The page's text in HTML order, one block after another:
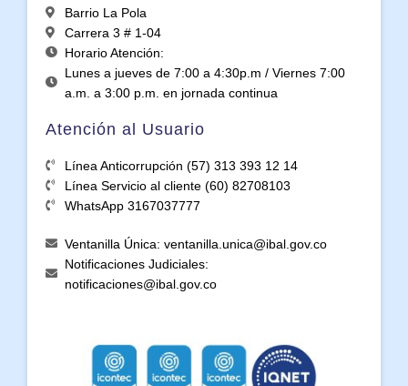
Barrio La Pola
Carrera 3 # 1-04
Horario Atención:
Lunes a jueves de 7:00 a 4:30p.m / Viernes 7:00
a.m. a 3:00 p.m. en jornada continua
Atención al Usuario
Línea Anticorrupción (57) 313 393 12 14
Línea Servicio al cliente (60) 82708103
WhatsApp 3167037777
Ventanilla Única: ventanilla.unica@ibal.gov.co
Notificaciones Judiciales:
notificaciones@ibal.gov.co